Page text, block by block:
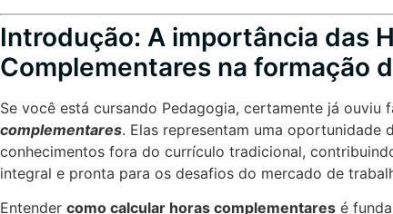
Introdução: A importância das
Complementares na formação
Se você está cursando Pedagogia, certamente já ouviu
complementares. Elas representam uma oportunidade
conhecimentos fora do currículo tradicional,
integral e pronta para os desafios do mercado de
Entender como calcular horas complementares é